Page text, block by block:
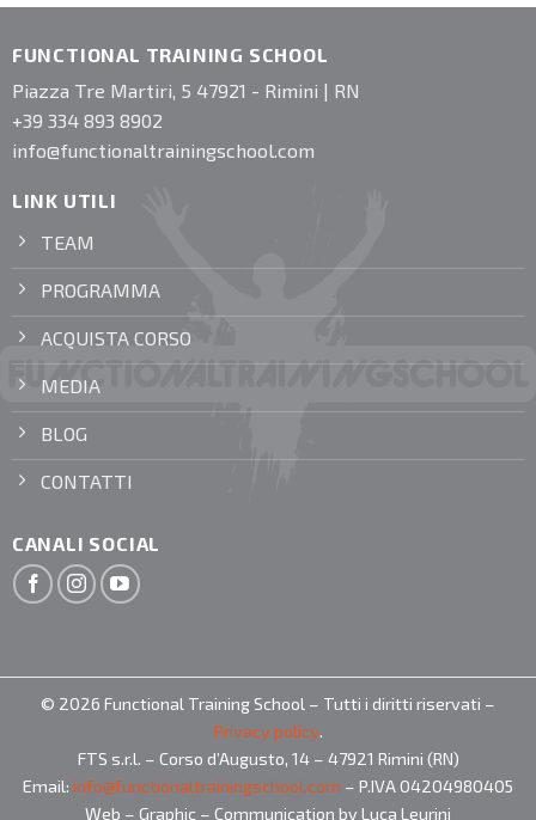
FUNCTIONAL TRAINING SCHOOL
Piazza Tre Martiri, 5 47921 - Rimini | RN
+39 334 893 8902
info@functionaltrainingschool.com
LINK UTILI
TEAM
PROGRAMMA
ACQUISTA CORSO
MEDIA
BLOG
CONTATTI
CANALI SOCIAL
© 2026 Functional Training School – Tutti i diritti riservati –
Privacy policy.
FTS s.r.l. – Corso d’Augusto, 14 – 47921 Rimini (RN)
Email: info@functionaltrainingschool.com – P.IVA 04204980405
Web – Graphic – Communication by Luca Leurini